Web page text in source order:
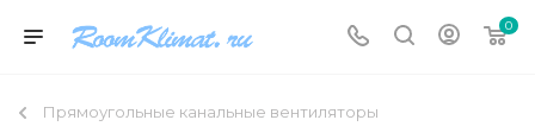
0
Прямоугольные канальные вентиляторы